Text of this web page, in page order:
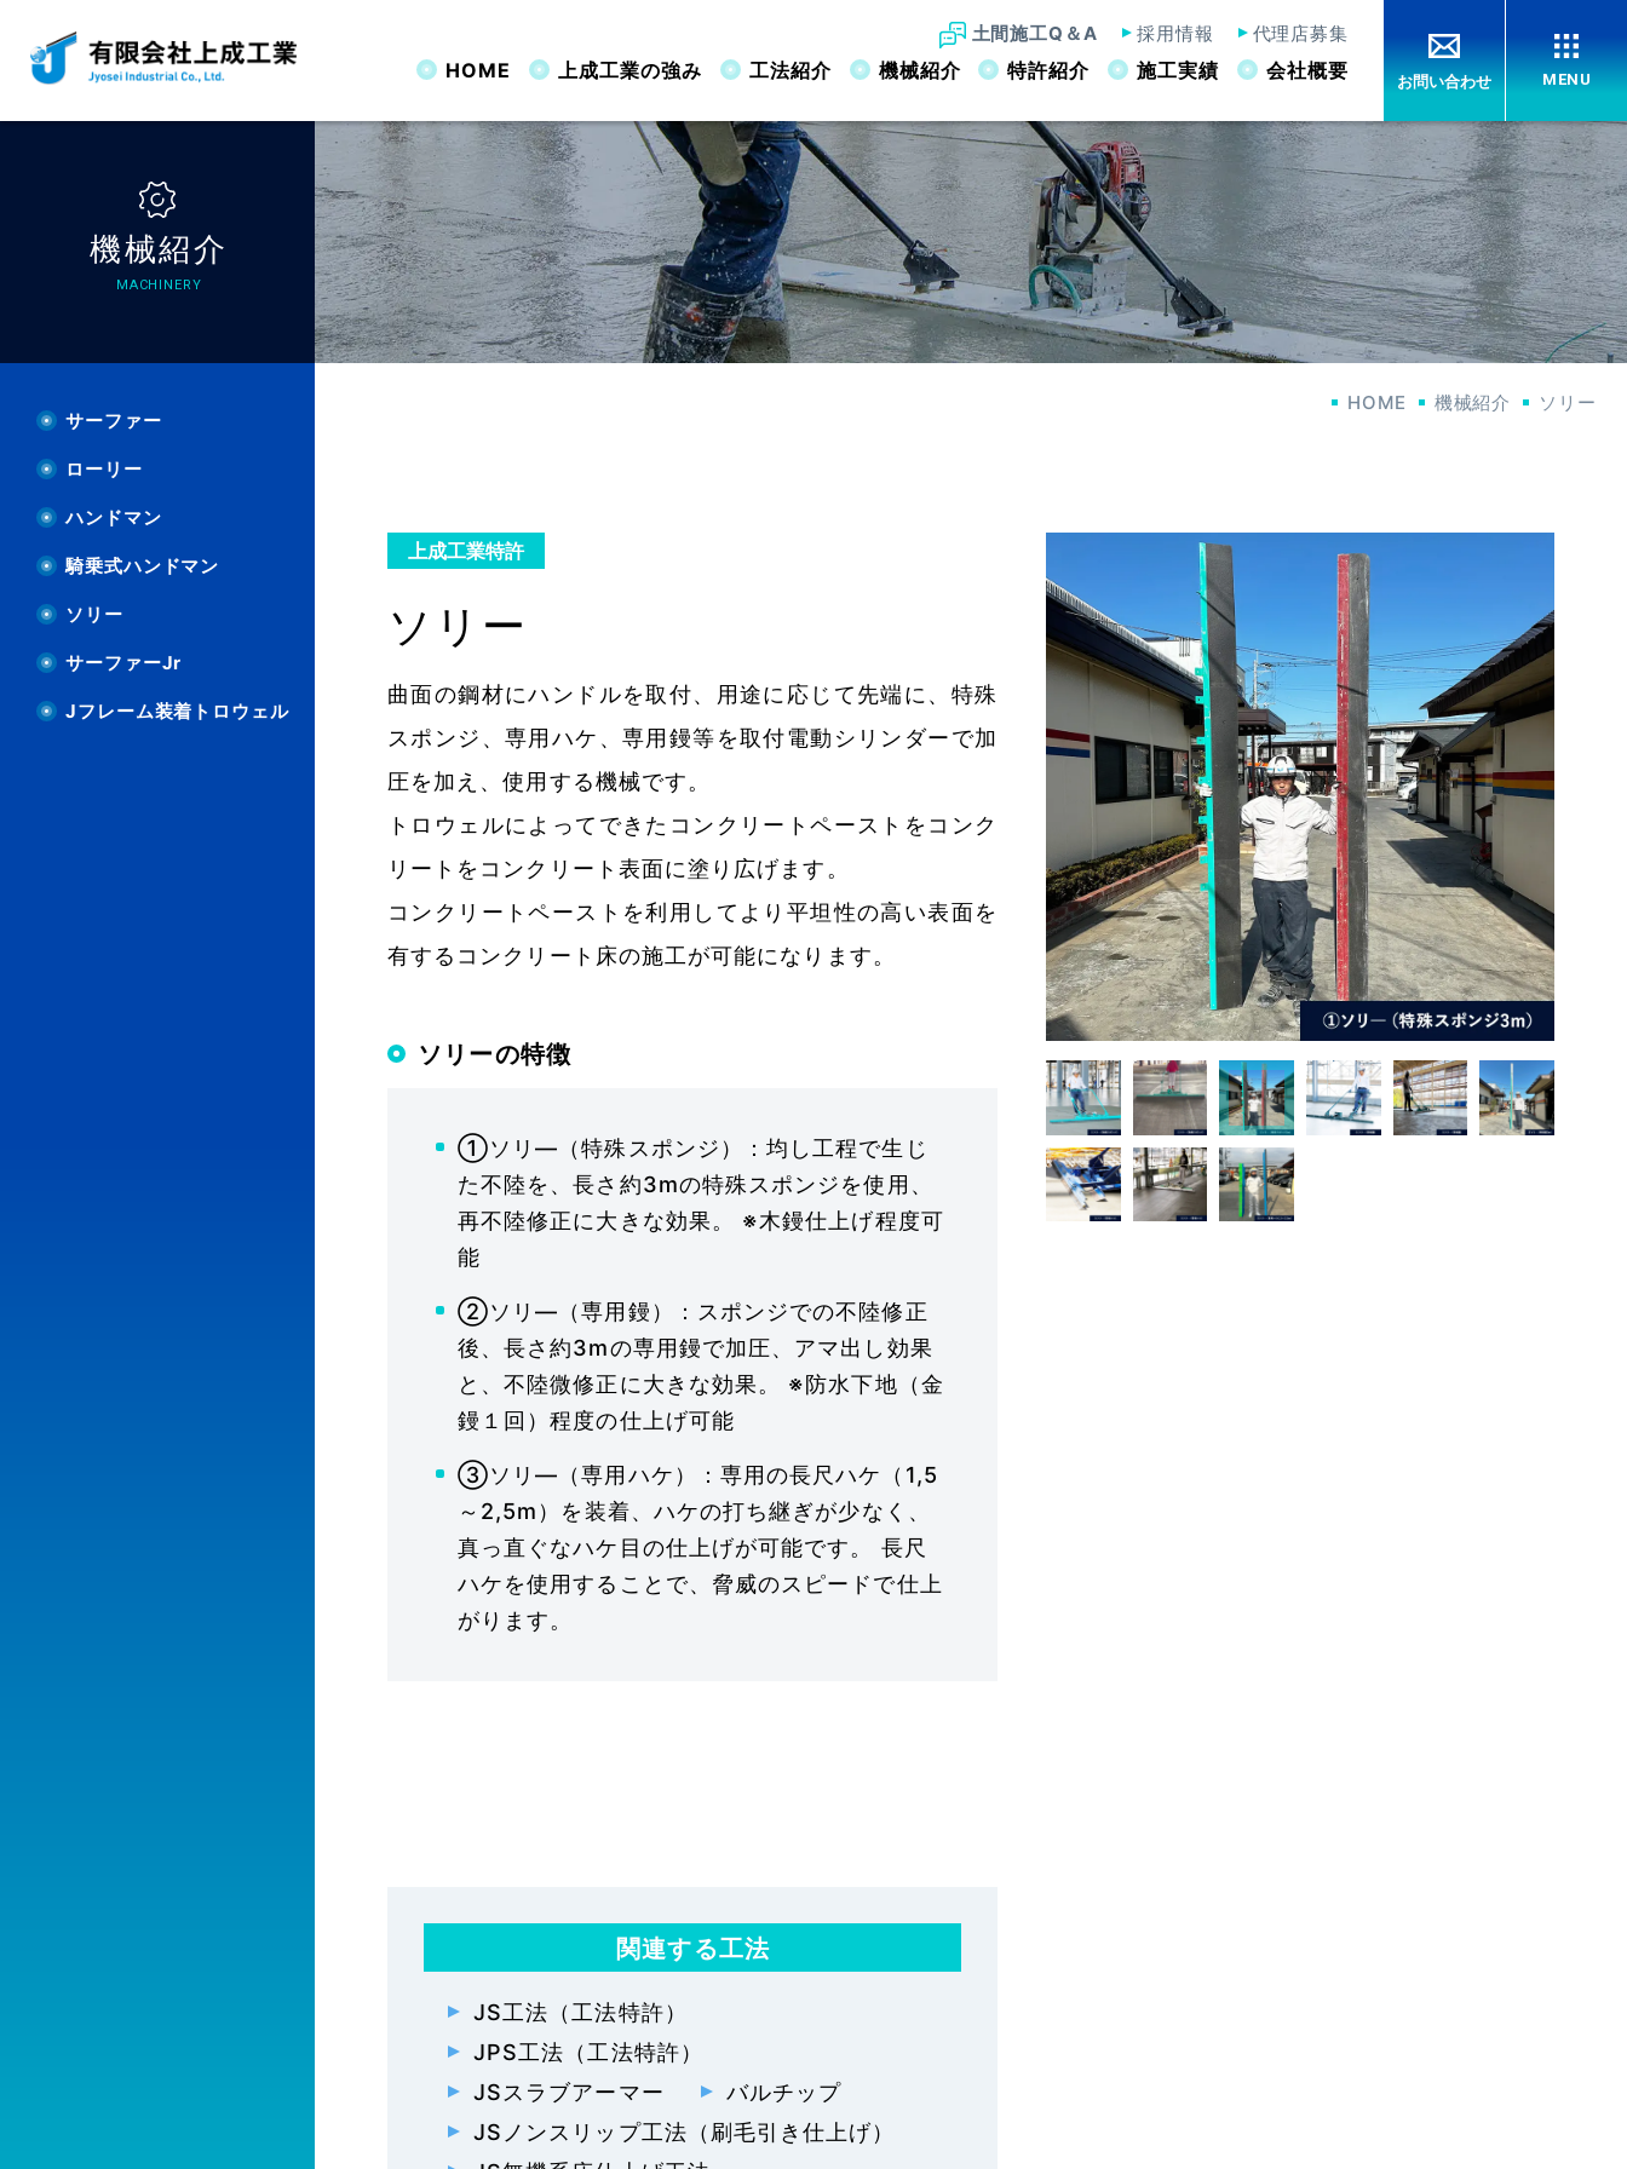
HOME 上成工業の強み
上成工業の強み 職人の技術力 未来への継承 業界への貢献
工法紹介
床コンクリート仕上げ JS工法 JPS工法 真空ノンスリップリング工法
JSノンスリップ工法（刷毛引き仕上げ）
JS無機系床仕上げ工法
JS工法（バルチップ混入） JSスラブアーマー
機械紹介
サーファー ローリー ハンドマン 騎乗式ハンドマン ソリー サーファーJr Jフレーム装着トロウェル
特許紹介
工法特許 機械特許 意匠登録 商標登録
施工実績
全て表示 土木施工 建築施工
会社概要
ごあいさつ 企業情報 沿革 関連会社
土間施工Q＆A 採用情報 代理店募集
お問い合わせ MENU
上成工業の強み OUR ADVANTAGES 工法紹介 CONSTRUCTION
機械紹介 MACHINERY 特許紹介 PATENT
代理店募集 新着情報 NEWS
092-928-3003 賛助会 プライバシーポリシー
機械紹介
MACHINERY
HOME 機械紹介 ソリー
上成工業特許
ソリー
曲面の鋼材にハンドルを取付、用途に応じて先端に、特殊
スポンジ、専用ハケ、専用鏝等を取付電動シリンダーで加
圧を加え、使用する機械です。
トロウェルによってできたコンクリートペーストをコンク
リートをコンクリート表面に塗り広げます。
コンクリートペーストを利用してより平坦性の高い表面を
有するコンクリート床の施工が可能になります。
ソリーの特徴
①ソリ―（特殊スポンジ）：均し工程で生じ
た不陸を、長さ約3mの特殊スポンジを使用、
再不陸修正に大きな効果。 ※木鏝仕上げ程度可
能
②ソリ―（専用鏝）：スポンジでの不陸修正
後、長さ約3mの専用鏝で加圧、アマ出し効果
と、不陸微修正に大きな効果。 ※防水下地（金
鏝１回）程度の仕上げ可能
③ソリ―（専用ハケ）：専用の長尺ハケ（1,5
～2,5m）を装着、ハケの打ち継ぎが少なく、
真っ直ぐなハケ目の仕上げが可能です。 長尺
ハケを使用することで、脅威のスピードで仕上
がります。
関連する工法
JS工法（工法特許）
JPS工法（工法特許）
JSスラブアーマー
バルチップ
JSノンスリップ工法（刷毛引き仕上げ）
サーファー
ローリー
ハンドマン
騎乗式ハンドマン
ソリー
サーファーJr
Jフレーム装着トロウェル